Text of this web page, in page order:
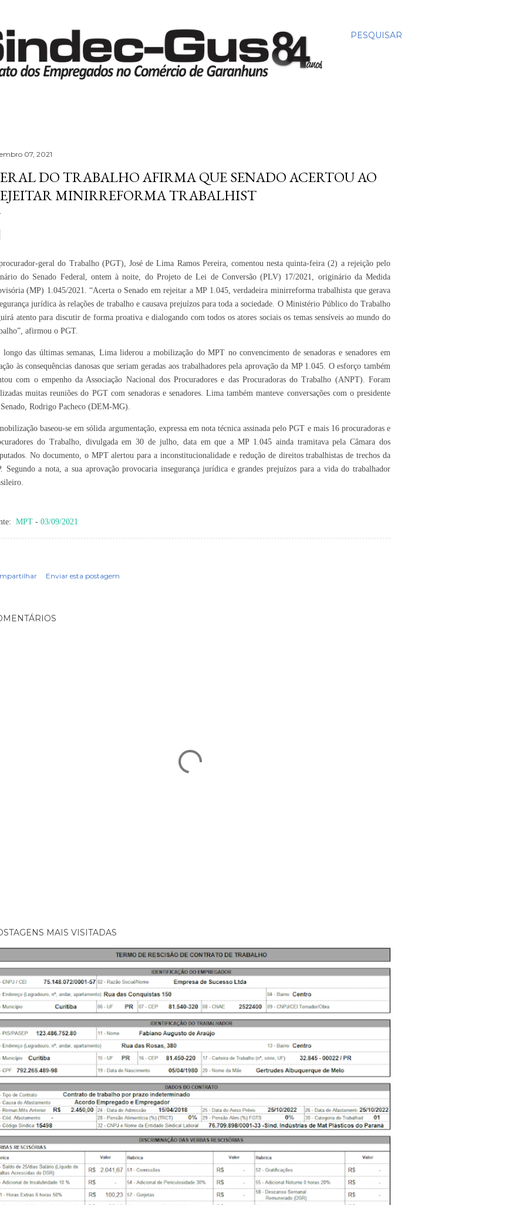
PESQUISAR
07, 2021
DO TRABALHO AFIRMA QUE SENADO ACERTOU AO
MINIRREFORMA TRABALHIST
geral do Trabalho (PGT), José de Lima Ramos Pereira, comentou nesta quinta-feira (2) a rejeição pelo
do Senado Federal, ontem à noite, do Projeto de Lei de Conversão (PLV) 17/2021, originário da Medida
(MP) 1.045/2021. “Acerta o Senado em rejeitar a MP 1.045, verdadeira minirreforma trabalhista que gerava
jurídica às relações de trabalho e causava prejuízos para toda a sociedade. O Ministério Público do Trabalho
atento para discutir de forma proativa e dialogando com todos os atores sociais os temas sensíveis ao mundo do
afirmou o PGT.
longo das últimas semanas, Lima liderou a mobilização do MPT no convencimento de senadoras e senadores em
às consequências danosas que seriam geradas aos trabalhadores pela aprovação da MP 1.045. O esforço também
com o empenho da Associação Nacional dos Procuradores e das Procuradoras do Trabalho (ANPT). Foram
muitas reuniões do PGT com senadoras e senadores. Lima também manteve conversações com o presidente
Rodrigo Pacheco (DEM-MG).
baseou-se em sólida argumentação, expressa em nota técnica assinada pelo PGT e mais 16 procuradoras e
do Trabalho, divulgada em 30 de julho, data em que a MP 1.045 ainda tramitava pela Câmara dos
No documento, o MPT alertou para a inconstitucionalidade e redução de direitos trabalhistas de trechos da
Segundo a nota, a sua aprovação provocaria insegurança jurídica e grandes prejuízos para a vida do trabalhador
MPT - 03/09/2021
Enviar esta postagem
MAIS VISITADAS